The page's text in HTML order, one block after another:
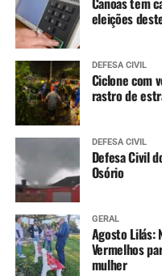
minha
minhas
divertido”,
eleições
DEFESA CIVIL
Ciclone com
rastro de
DEFESA CIVIL
Defesa Civil
Osório
GERAL
Agosto Lilás:
Vermelhos
mulher